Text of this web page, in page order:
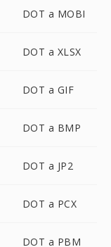
DOT a MOBI
DOT a XLSX
DOT a GIF
DOT a BMP
DOT a JP2
DOT a PCX
DOT a PBM